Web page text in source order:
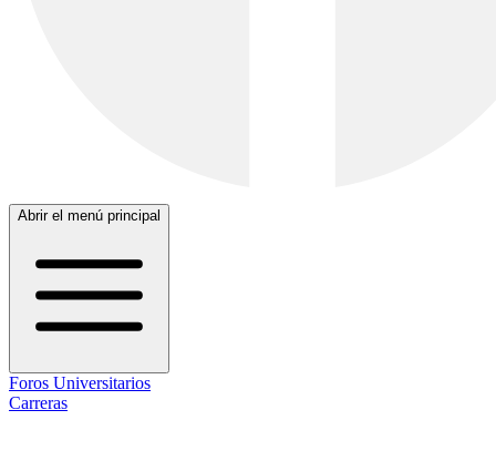
Abrir el menú principal
Foros Universitarios
Carreras